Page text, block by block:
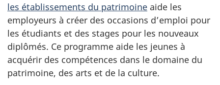
les établissements du patrimoine aide les
employeurs à créer des occasions d’emploi pour
les étudiants et des stages pour les nouveaux
diplômés. Ce programme aide les jeunes à
acquérir des compétences dans le domaine du
patrimoine, des arts et de la culture.